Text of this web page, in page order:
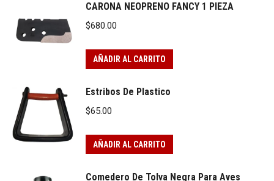
CARONA NEOPRENO FANCY 1 PIEZA
$680.00
AÑADIR AL CARRITO
Estribos De Plastico
$65.00
AÑADIR AL CARRITO
Comedero De Tolva Negra Para Aves